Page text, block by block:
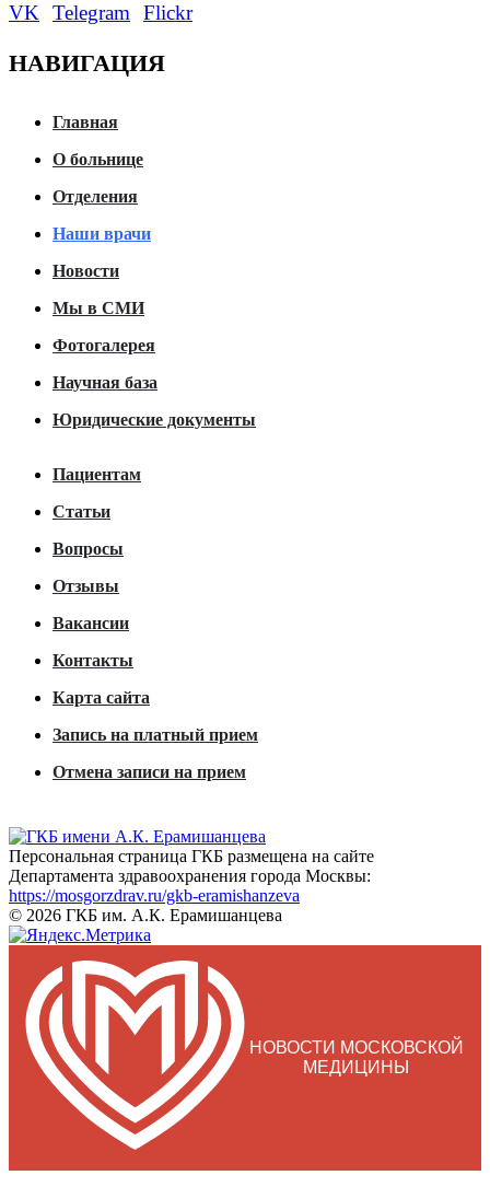
VK Telegram Flickr
НАВИГАЦИЯ
Главная
О больнице
Отделения
Наши врачи
Новости
Мы в СМИ
Фотогалерея
Научная база
Юридические документы
Пациентам
Статьи
Вопросы
Отзывы
Вакансии
Контакты
Карта сайта
Запись на платный прием
Отмена записи на прием
Персональная страница ГКБ размещена на сайте
Департамента здравоохранения города Москвы:
https://mosgorzdrav.ru/gkb-eramishanzeva
© 2026 ГКБ им. А.К. Ерамишанцева
НОВОСТИ МОСКОВСКОЙ
МЕДИЦИНЫ